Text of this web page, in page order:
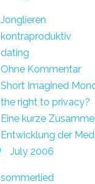
Jonglieren
kontraproduktiv
dating
Ohne Kommentar
Short Imagined
the right to privacy?
Eine kurze
Entwicklung der
July 2006
sommerlied